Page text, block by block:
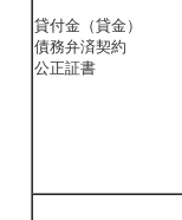
貸付金（貸金）
債務弁済契約
公正証書